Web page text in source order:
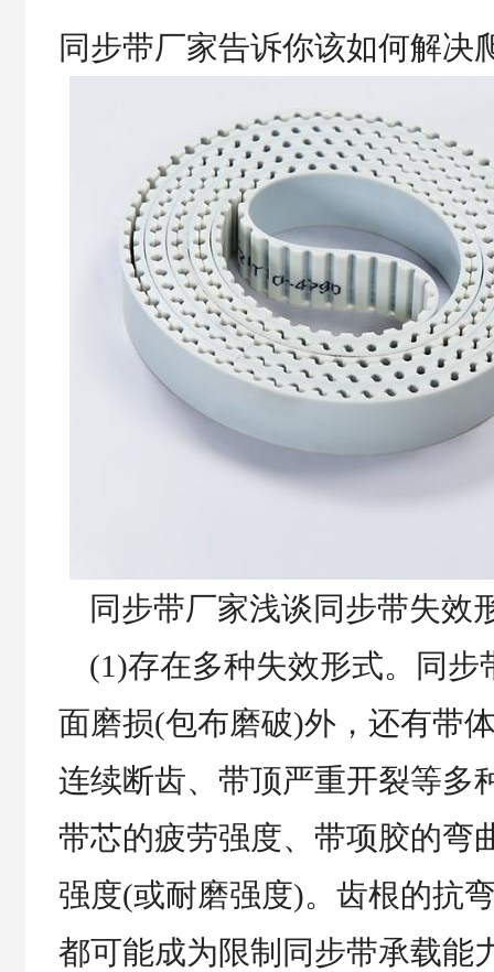
同步带厂家告诉你该如何解决
同步带厂家浅谈同步带失效
(1)存在多种失效形式。同步
面磨损(包布磨破)外，还有带
连续断齿、带顶严重开裂等多
带芯的疲劳强度、带项胶的弯
强度(或耐磨强度)。齿根的抗
都可能成为限制同步带承载能